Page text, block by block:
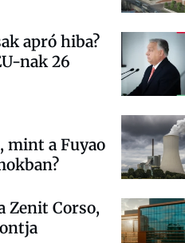
apró hiba?
nak 26
mint a Fuyao
Zenit Corso,